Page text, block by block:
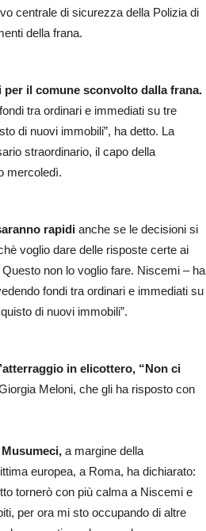
centrale di sicurezza della Polizia di
della frana.
il comune sconvolto dalla frana.
tra ordinari e immediati su tre
di nuovi immobili”, ha detto. La
straordinario, il capo della
mercoledì.
rapidi anche se le decisioni si
voglio dare delle risposte certe ai
non lo voglio fare. Niscemi – ha
fondi tra ordinari e immediati su
di nuovi immobili”.
in elicottero, “Non ci
Meloni, che gli ha risposto con
a margine della
europea, a Roma, ha dichiarato:
tornerò con più calma a Niscemi e
per ora mi sto occupando di altre